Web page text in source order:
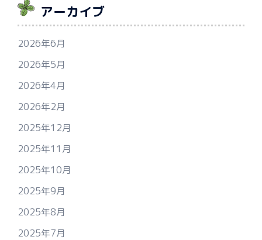
アーカイブ
2026年6月
2026年5月
2026年4月
2026年2月
2025年12月
2025年11月
2025年10月
2025年9月
2025年8月
2025年7月